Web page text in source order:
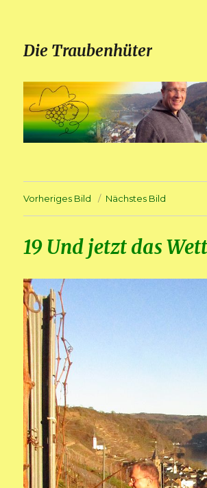
Die Traubenhüter
Vorheriges Bild Nächstes Bild
19 Und jetzt das